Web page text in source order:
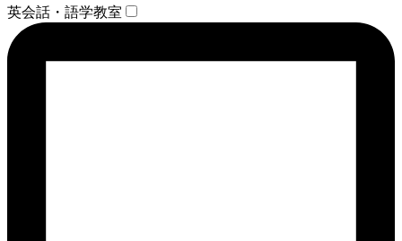
英会話・語学教室